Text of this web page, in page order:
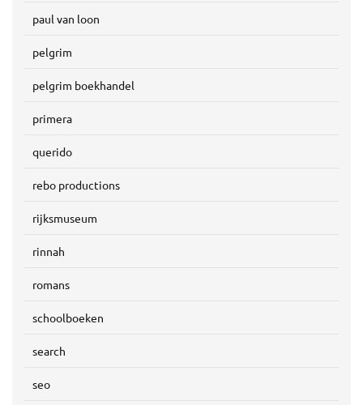
paul van loon
pelgrim
pelgrim boekhandel
primera
querido
rebo productions
rijksmuseum
rinnah
romans
schoolboeken
search
seo